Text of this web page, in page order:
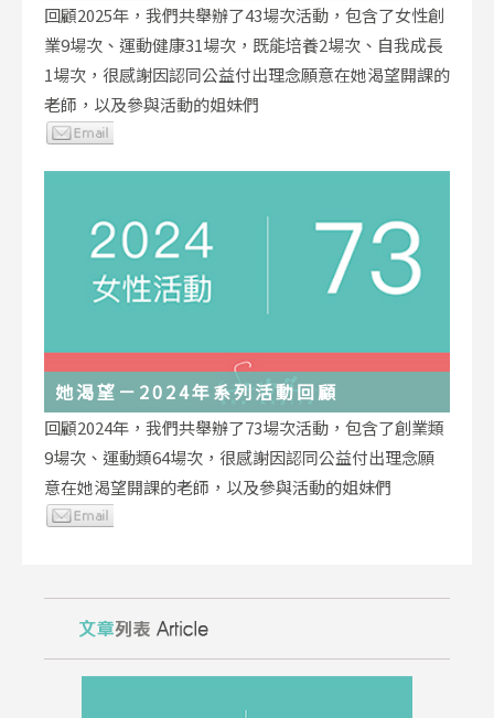
回顧2025年，我們共舉辦了43場次活動，包含了女性創
業9場次、運動健康31場次，既能培養2場次、自我成長
1場次，很感謝因認同公益付出理念願意在她渴望開課的
老師，以及參與活動的姐妹們
她渴望－2024年系列活動回顧
回顧2024年，我們共舉辦了73場次活動，包含了創業類
9場次、運動類64場次，很感謝因認同公益付出理念願
意在她渴望開課的老師，以及參與活動的姐妹們